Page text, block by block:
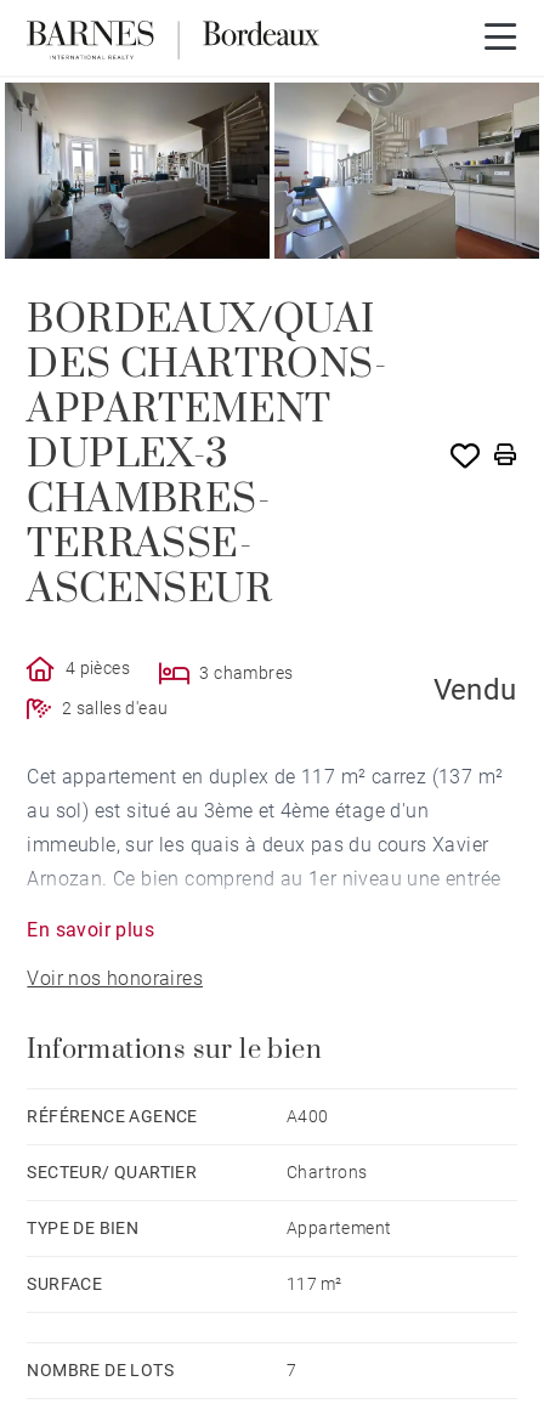
VENDU PAR BARNES
BORDEAUX/QUAI
DES CHARTRONS-
APPARTEMENT
DUPLEX-3
CHAMBRES-
TERRASSE-
ASCENSEUR
4 pièces
3 chambres
2 salles d'eau
Vendu
Cet appartement en duplex de 117 m² carrez (137 m²
au sol) est situé au 3ème et 4ème étage d'un
immeuble, sur les quais à deux pas du cours Xavier
Arnozan. Ce bien comprend au 1er niveau une entrée
Garonne, une cuisine américaine, une chambre et sa
salle d'eau. Au 2ème niveau un palier distribue, deux
Un garage en amodiation complète cet appartement
En savoir plus
Voir nos honoraires
Informations sur le bien
RÉFÉRENCE AGENCE A400
SECTEUR/ QUARTIER Chartrons
TYPE DE BIEN Appartement
SURFACE 117 m²
NOMBRE DE LOTS 7